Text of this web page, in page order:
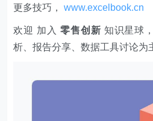
更多技巧，www.excelbook.cn
欢迎 加入 零售创新 知识星球
析、报告分享、数据工具讨论为